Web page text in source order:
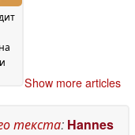
Show more articles
текста: Hannes